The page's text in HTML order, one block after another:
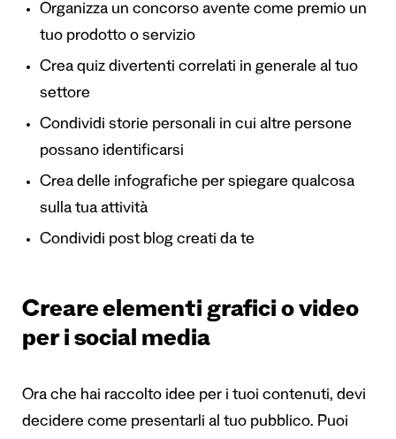
Organizza un concorso avente come premio un
tuo prodotto o servizio
Crea quiz divertenti correlati in generale al tuo
settore
Condividi storie personali in cui altre persone
possano identificarsi
Crea delle infografiche per spiegare qualcosa
sulla tua attività
Condividi post blog creati da te
Creare elementi grafici o video
per i social media
Ora che hai raccolto idee per i tuoi contenuti, devi
decidere come presentarli al tuo pubblico. Puoi